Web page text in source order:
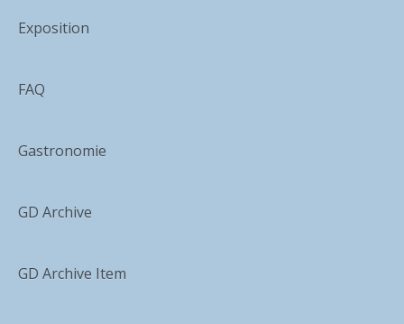
Exposition
FAQ
Gastronomie
GD Archive
GD Archive Item